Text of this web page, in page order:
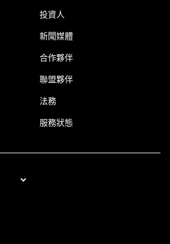
投資人
新聞媒體
合作夥伴
聯盟夥伴
法務
服務狀態